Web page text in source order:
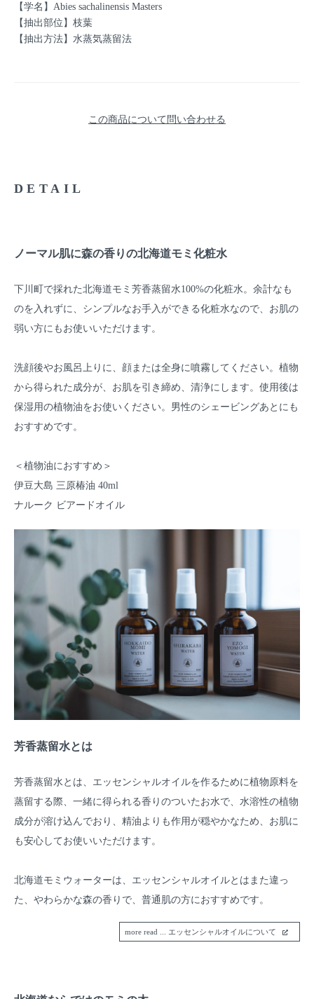
【学名】Abies sachalinensis Masters
【抽出部位】枝葉
【抽出方法】水蒸気蒸留法
この商品について問い合わせる
DETAIL
ノーマル肌に森の香りの北海道モミ化粧水
下川町で採れた北海道モミ芳香蒸留水100%の化粧水。余計なも
のを入れずに、シンプルなお手入ができる化粧水なので、お肌の
弱い方にもお使いいただけます。
洗顔後やお風呂上りに、顔または全身に噴霧してください。植物
から得られた成分が、お肌を引き締め、清浄にします。使用後は
保湿用の植物油をお使いください。男性のシェービングあとにも
おすすめです。
＜植物油におすすめ＞
伊豆大島 三原椿油 40ml
ナルーク ビアードオイル
芳香蒸留水とは
芳香蒸留水とは、エッセンシャルオイルを作るために植物原料を
蒸留する際、一緒に得られる香りのついたお水で、水溶性の植物
成分が溶け込んでおり、精油よりも作用が穏やかなため、お肌に
も安心してお使いいただけます。
北海道モミウォーターは、エッセンシャルオイルとはまた違っ
た、やわらかな森の香りで、普通肌の方におすすめです。
more read ... エッセンシャルオイルについて